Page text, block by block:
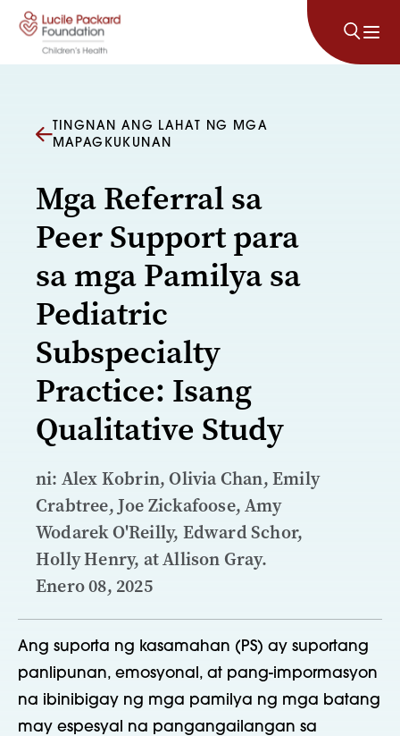
Lumaktaw sa nilalaman
TINGNAN ANG LAHAT NG MGA
MAPAGKUKUNAN
Mga Referral sa
Peer Support para
sa mga Pamilya sa
Pediatric
Subspecialty
Practice: Isang
Qualitative Study
ni: Alex Kobrin, Olivia Chan, Emily
Crabtree, Joe Zickafoose, Amy
Wodarek O'Reilly, Edward Schor,
Holly Henry, at Allison Gray.
Enero 08, 2025
Ang suporta ng kasamahan (PS) ay suportang
panlipunan, emosyonal, at pang-impormasyon
na ibinibigay ng mga pamilya ng mga batang
may espesyal na pangangailangan sa